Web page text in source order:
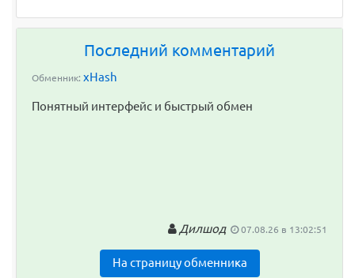
Последний комментарий
Обменник: xHash
Понятный интерфейс и быстрый обмен
Дилшод 07.08.26 в 13:02:51
На страницу обменника